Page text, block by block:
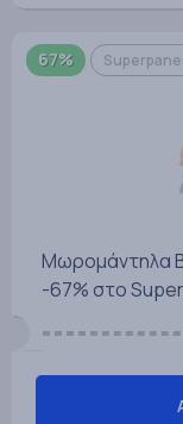
67%
Μωρομάντηλα
-67% στο